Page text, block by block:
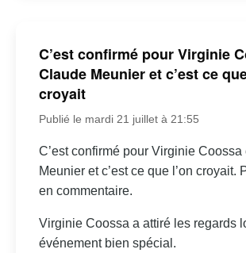
C’est confirmé pour Virginie
Claude Meunier et c’est ce
croyait
Publié le mardi 21 juillet à 21:55
C’est confirmé pour Virginie
Meunier et c’est ce que l’on croyait.
en commentaire.
Virginie Coossa a attiré les regards
événement bien spécial.